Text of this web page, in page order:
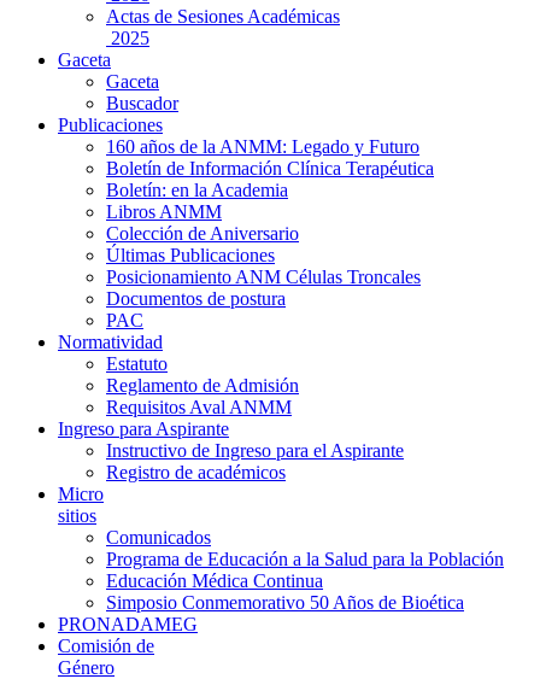
Actas de Sesiones Académicas
2025
Gaceta
Gaceta
Buscador
Publicaciones
160 años de la ANMM: Legado y Futuro
Boletín de Información Clínica Terapéutica
Boletín: en la Academia
Libros ANMM
Colección de Aniversario
Últimas Publicaciones
Posicionamiento ANM Células Troncales
Documentos de postura
PAC
Normatividad
Estatuto
Reglamento de Admisión
Requisitos Aval ANMM
Ingreso para Aspirante
Instructivo de Ingreso para el Aspirante
Registro de académicos
Micro
sitios
Comunicados
Programa de Educación a la Salud para la Población
Educación Médica Continua
Simposio Conmemorativo 50 Años de Bioética
PRONADAMEG
Comisión de
Género